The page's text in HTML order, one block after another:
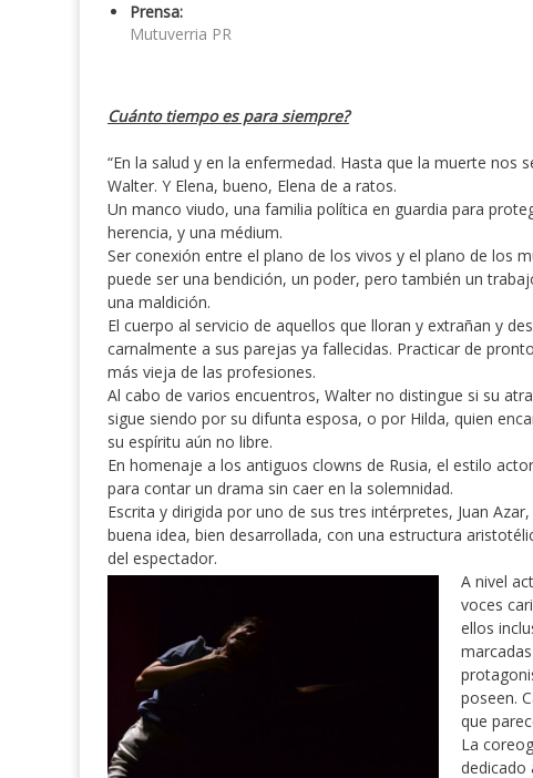
Prensa:
Mutuverria PR
Cuánto tiempo es para siempre?
“En la salud y en la enfermedad. Hasta que la muerte nos
Walter. Y Elena, bueno, Elena de a ratos.
Un manco viudo, una familia política en guardia para
herencia, y una médium.
Ser conexión entre el plano de los vivos y el plano de los
puede ser una bendición, un poder, pero también un
una maldición.
El cuerpo al servicio de aquellos que lloran y extrañan y
carnalmente a sus parejas ya fallecidas. Practicar de
más vieja de las profesiones.
Al cabo de varios encuentros, Walter no distingue si su
sigue siendo por su difunta esposa, o por Hilda, quien
su espíritu aún no libre.
En homenaje a los antiguos clowns de Rusia, el estilo
para contar un drama sin caer en la solemnidad.
Escrita y dirigida por uno de sus tres intérpretes, Juan
buena idea, bien desarrollada, con una estructura
del espectador.
A nivel
voces
ellos
poseen.
que
La
dedicado